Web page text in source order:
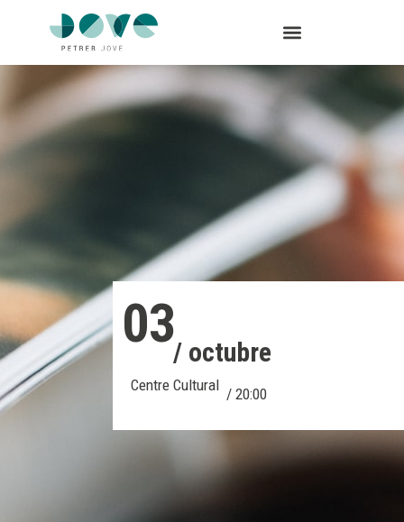
03/ octubre
Centre Cultural / 20:00